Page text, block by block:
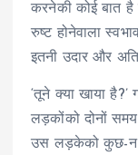
करनेकी कोई बात है
रुष्ट होनेवाला
इतनी उदार और
‘तूने क्या खाया है?’
लड़कोंको दोनों
उस लड़केको कुछ-न-